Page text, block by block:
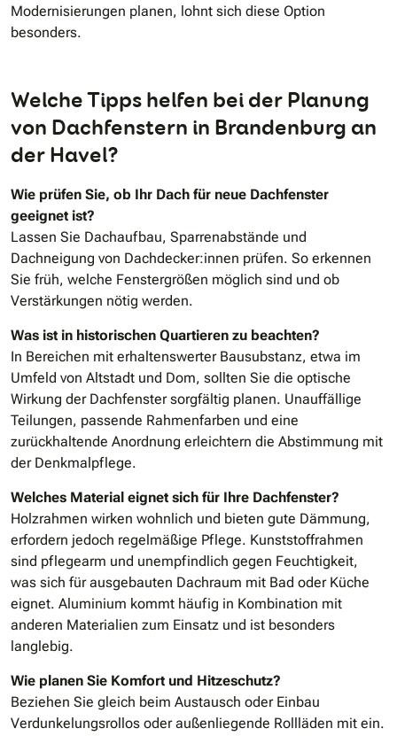
Modernisierungen planen, lohnt sich diese Option
besonders.
Welche Tipps helfen bei der Planung
von Dachfenstern in Brandenburg an
der Havel?
Wie prüfen Sie, ob Ihr Dach für neue Dachfenster
geeignet ist?
Lassen Sie Dachaufbau, Sparrenabstände und
Dachneigung von Dachdecker:innen prüfen. So erkennen
Sie früh, welche Fenstergrößen möglich sind und ob
Verstärkungen nötig werden.
Was ist in historischen Quartieren zu beachten?
In Bereichen mit erhaltenswerter Bausubstanz, etwa im
Umfeld von Altstadt und Dom, sollten Sie die optische
Wirkung der Dachfenster sorgfältig planen. Unauffällige
Teilungen, passende Rahmenfarben und eine
zurückhaltende Anordnung erleichtern die Abstimmung mit
der Denkmalpflege.
Welches Material eignet sich für Ihre Dachfenster?
Holzrahmen wirken wohnlich und bieten gute Dämmung,
erfordern jedoch regelmäßige Pflege. Kunststoffrahmen
sind pflegearm und unempfindlich gegen Feuchtigkeit,
was sich für ausgebauten Dachraum mit Bad oder Küche
eignet. Aluminium kommt häufig in Kombination mit
anderen Materialien zum Einsatz und ist besonders
langlebig.
Wie planen Sie Komfort und Hitzeschutz?
Beziehen Sie gleich beim Austausch oder Einbau
Verdunkelungsrollos oder außenliegende Rollläden mit ein.